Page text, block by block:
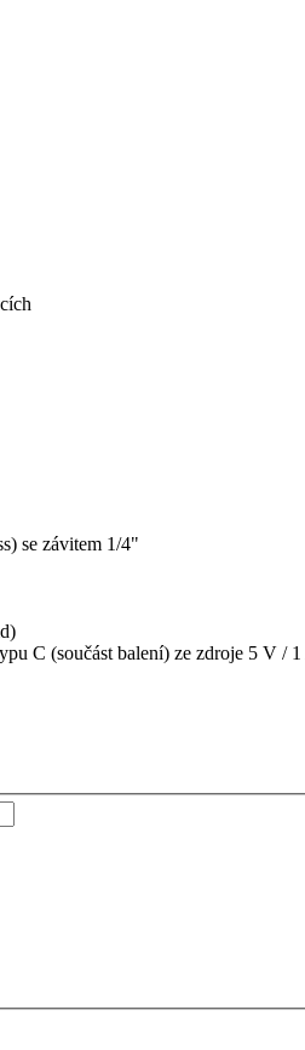
se závitem 1/4"
C (součást balení) ze zdroje 5 V /